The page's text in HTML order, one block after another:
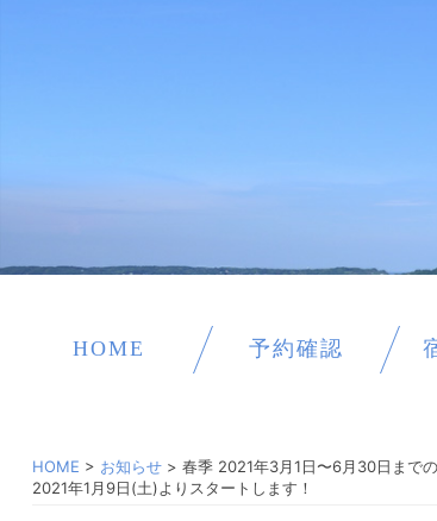
HOME 予約確認
HOME > お知らせ> 春季 2021年3月1日〜6月30日まで
2021年1月9日(土)よりスタートします！